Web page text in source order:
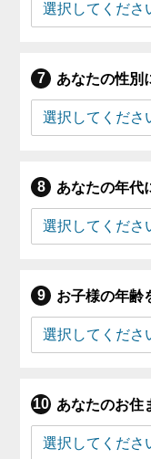
あなたの性別
あなたの年代
お子様の年齢
あなたのお住